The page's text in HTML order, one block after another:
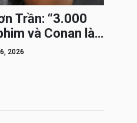
Trần: “3.000
và Conan là
2026